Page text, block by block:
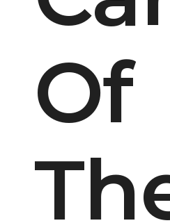
Of